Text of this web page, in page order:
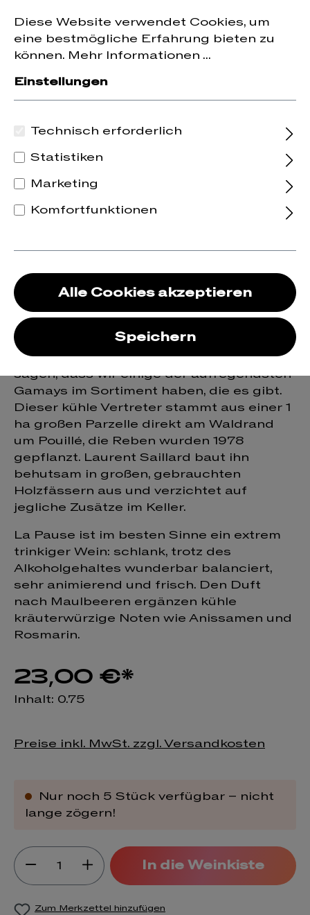
springen
auf die erste Bestellung erhalten.
2024 La Pause
rouge
Wir dürfen mit stolzgeschwellter Brust
sagen, dass wir einige der aufregendsten
Gamays im Sortiment haben, die es gibt.
Dieser kühle Vertreter stammt aus einer 1
ha großen Parzelle direkt am Waldrand
um Pouillé, die Reben wurden 1978
gepflanzt. Laurent Saillard baut ihn
behutsam in großen, gebrauchten
Holzfässern aus und verzichtet auf
jegliche Zusätze im Keller.
La Pause ist im besten Sinne ein extrem
trinkiger Wein: schlank, trotz des
Alkoholgehaltes wunderbar balanciert,
sehr animierend und frisch. Den Duft
nach Maulbeeren ergänzen kühle
kräuterwürzige Noten wie Anissamen und
Rosmarin.
23,00 €*
Inhalt: 0.75
Preise inkl. MwSt. zzgl. Versandkosten
Nur noch 5 Stück verfügbar – nicht
lange zögern!
Produkt Anzahl: Gib den
In die Weinkiste
Zum Merkzettel hinzufügen
Diese Website verwendet Cookies, um
eine bestmögliche Erfahrung bieten zu
können. Mehr Informationen ...
Einstellungen
Technisch erforderlich
Statistiken
Marketing
Komfortfunktionen
Alle Cookies akzeptieren
Speichern